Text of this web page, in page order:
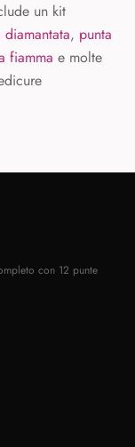
un kit
diamantata, punta
fiamma e molte
con 12 punte